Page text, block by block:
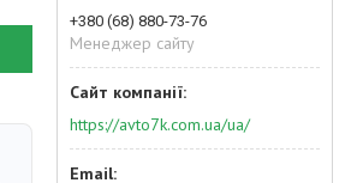
+380 (68) 880-73-76
Менеджер сайту
https://avto7k.com.ua/ua/